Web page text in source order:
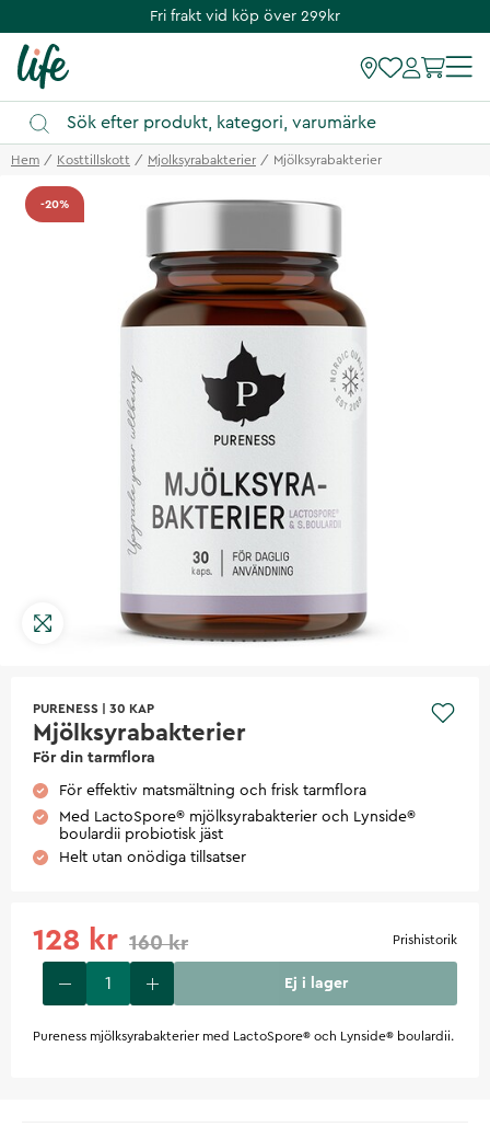
Fri frakt vid köp över 299kr
Hem Kosttillskott Mjolksyrabakterier Mjölksyrabakterier
-20%
PURENESS 30 KAP
Mjölksyrabakterier
För din tarmflora
För effektiv matsmältning och frisk tarmflora
Med LactoSpore® mjölksyrabakterier och Lynside®
boulardii probiotisk jäst
Helt utan onödiga tillsatser
128 kr 160 kr Prishistorik
Ej i lager
Pureness mjölksyrabakterier med LactoSpore® och Lynside® boulardii.